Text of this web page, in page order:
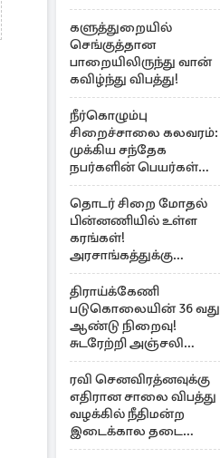
களுத்துறையில்
செங்குத்தான
பாறையிலிருந்து வான்
கவிழ்ந்து விபத்து!
நீர்கொழும்பு
சிறைச்சாலை கலவரம்:
முக்கிய சந்தேக
நபர்களின் பெயர்கள்
நீதிமன்றில் சமர்ப்பிப்பு!
தொடர் சிறை மோதல்
பின்னணியில் உள்ள
கரங்கள்!
அரசாங்கத்துக்கு
கிடைத்த புலனாய்வு
தகவல்
திராய்க்கேணி
படுகொலையின் 36 வது
ஆண்டு நிறைவு!
சுடரேற்றி அஞ்சலி
செலுத்திய மக்கள்
ரவி செனவிரத்னவுக்கு
எதிரான சாலை விபத்து
வழக்கில் நீதிமன்ற
இடைக்கால தடை
உத்தரவு!